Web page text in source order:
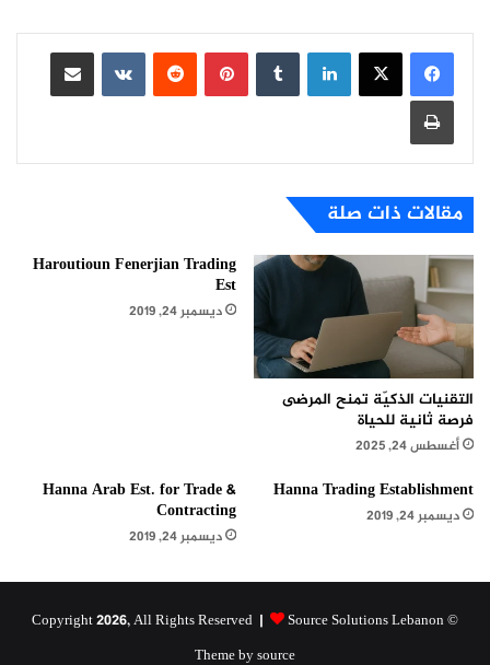
لينكدإن بينتيريست
مشاركة عبر البريد
طباعة
مقالات ذات صلة
التقنيات الذكيّة تمنح المرضى
فرصة ثانية للحياة
أغسطس 24, 2025
Haroutioun Fenerjian Trading
Est
ديسمبر 24, 2019
Hanna Trading Establishment
ديسمبر 24, 2019
Hanna Arab Est. for Trade &
Contracting
ديسمبر 24, 2019
© Copyright 2026, All Rights Reserved |
Source Solutions Lebanon
Theme by source